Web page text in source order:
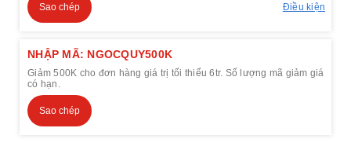
Sao chép Điều kiện
NHẬP MÃ: NGOCQUY500K
Giảm 500K cho đơn hàng giá trị tối thiểu 6tr. Số lượng mã giảm giá
có hạn.
Sao chép